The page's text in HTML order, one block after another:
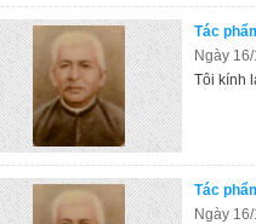
Tác
Ngày
Tôi kính
Tác
Ngày